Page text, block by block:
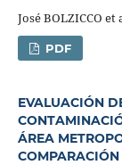
José BOLZICCO et
PDF
EVALUACIÓN
ÁREA